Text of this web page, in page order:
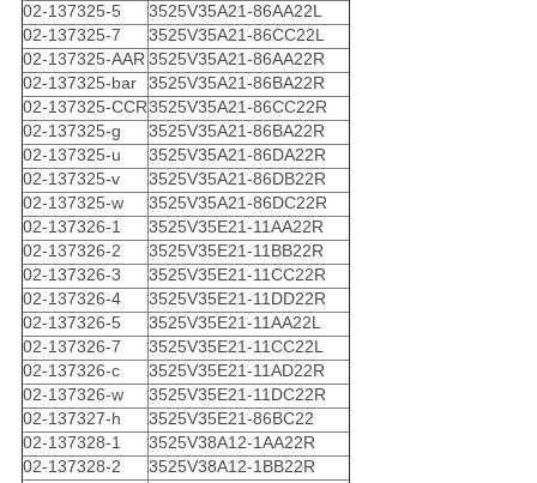
02-137325-5
3525V35A21-86AA22L
02-137325-7
3525V35A21-86CC22L
02-137325-AAR 3525V35A21-86AA22R
02-137325-bar
3525V35A21-86BA22R
02-137325-CCR3525V35A21-86CC22R
02-137325-g
3525V35A21-86BA22R
02-137325-u
3525V35A21-86DA22R
02-137325-v
3525V35A21-86DB22R
02-137325-w
3525V35A21-86DC22R
02-137326-1
3525V35E21-11AA22R
02-137326-2
3525V35E21-11BB22R
02-137326-3
3525V35E21-11CC22R
02-137326-4
3525V35E21-11DD22R
02-137326-5
3525V35E21-11AA22L
02-137326-7
3525V35E21-11CC22L
02-137326-c
3525V35E21-11AD22R
02-137326-w
3525V35E21-11DC22R
02-137327-h
3525V35E21-86BC22
02-137328-1
3525V38A12-1AA22R
02-137328-2
3525V38A12-1BB22R